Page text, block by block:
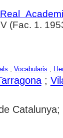
(Fac. 1.
; Vocabularis ;
;